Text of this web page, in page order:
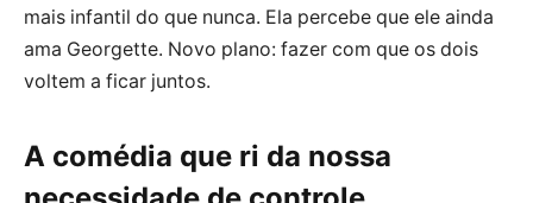
mais infantil do que nunca. Ela percebe que ele ainda
ama Georgette. Novo plano: fazer com que os dois
voltem a ficar juntos.
A comédia que ri da nossa